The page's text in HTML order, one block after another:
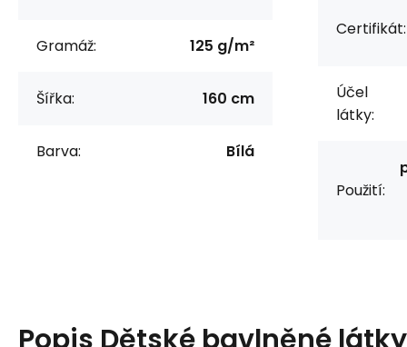
Gramáž: 125 g/m²
Šířka: 160 cm
Barva: Bílá
Certifikát:
Účel
látky:
Použití: